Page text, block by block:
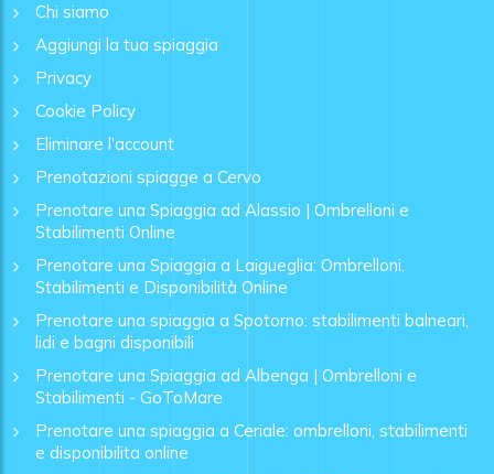
Chi siamo
Aggiungi la tua spiaggia
Privacy
Cookie Policy
Eliminare l'account
Prenotazioni spiagge a Cervo
Prenotare una Spiaggia ad Alassio | Ombrelloni e
Stabilimenti Online
Prenotare una Spiaggia a Laigueglia: Ombrelloni,
Stabilimenti e Disponibilità Online
Prenotare una spiaggia a Spotorno: stabilimenti balneari,
lidi e bagni disponibili
Prenotare una Spiaggia ad Albenga | Ombrelloni e
Stabilimenti - GoToMare
Prenotare una spiaggia a Ceriale: ombrelloni, stabilimenti
e disponibilita online